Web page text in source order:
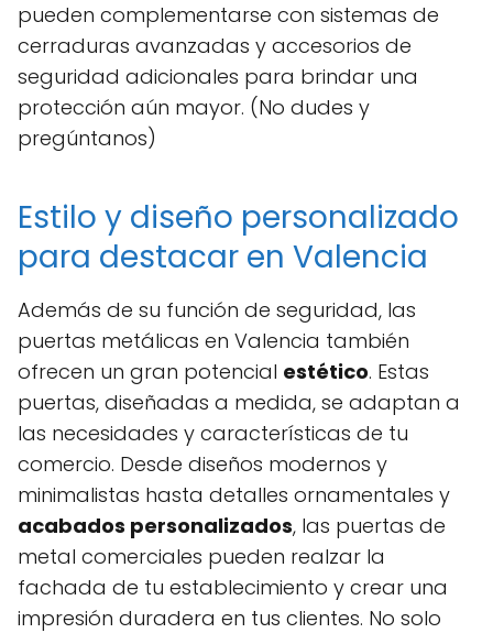
pueden complementarse con sistemas de
cerraduras avanzadas y accesorios de
seguridad adicionales para brindar una
protección aún mayor. (No dudes y
pregúntanos)
Estilo y diseño personalizado
para destacar en Valencia
Además de su función de seguridad, las
puertas metálicas en Valencia también
ofrecen un gran potencial estético. Estas
puertas, diseñadas a medida, se adaptan a
las necesidades y características de tu
comercio. Desde diseños modernos y
minimalistas hasta detalles ornamentales y
acabados personalizados, las puertas de
metal comerciales pueden realzar la
fachada de tu establecimiento y crear una
impresión duradera en tus clientes. No solo